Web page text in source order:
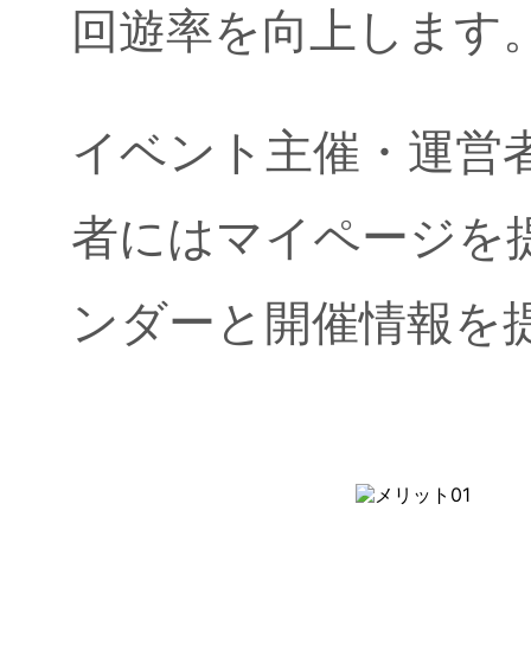
回遊率を向上します
イベント主催・運営
者にはマイページを
ンダーと開催情報を